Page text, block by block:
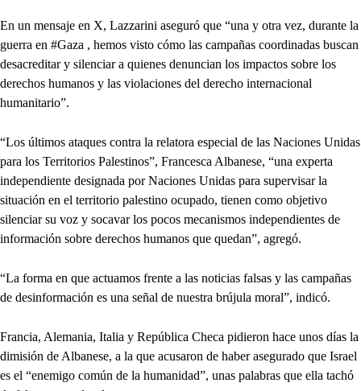
En un mensaje en X, Lazzarini aseguró que “una y otra vez, durante la
guerra en #Gaza , hemos visto cómo las campañas coordinadas buscan
desacreditar y silenciar a quienes denuncian los impactos sobre los
derechos humanos y las violaciones del derecho internacional
humanitario”.
“Los últimos ataques contra la relatora especial de las Naciones Unidas
para los Territorios Palestinos”, Francesca Albanese, “una experta
independiente designada por Naciones Unidas para supervisar la
situación en el territorio palestino ocupado, tienen como objetivo
silenciar su voz y socavar los pocos mecanismos independientes de
información sobre derechos humanos que quedan”, agregó.
“La forma en que actuamos frente a las noticias falsas y las campañas
de desinformación es una señal de nuestra brújula moral”, indicó.
Francia, Alemania, Italia y República Checa pidieron hace unos días la
dimisión de Albanese, a la que acusaron de haber asegurado que Israel
es el “enemigo común de la humanidad”, unas palabras que ella tachó